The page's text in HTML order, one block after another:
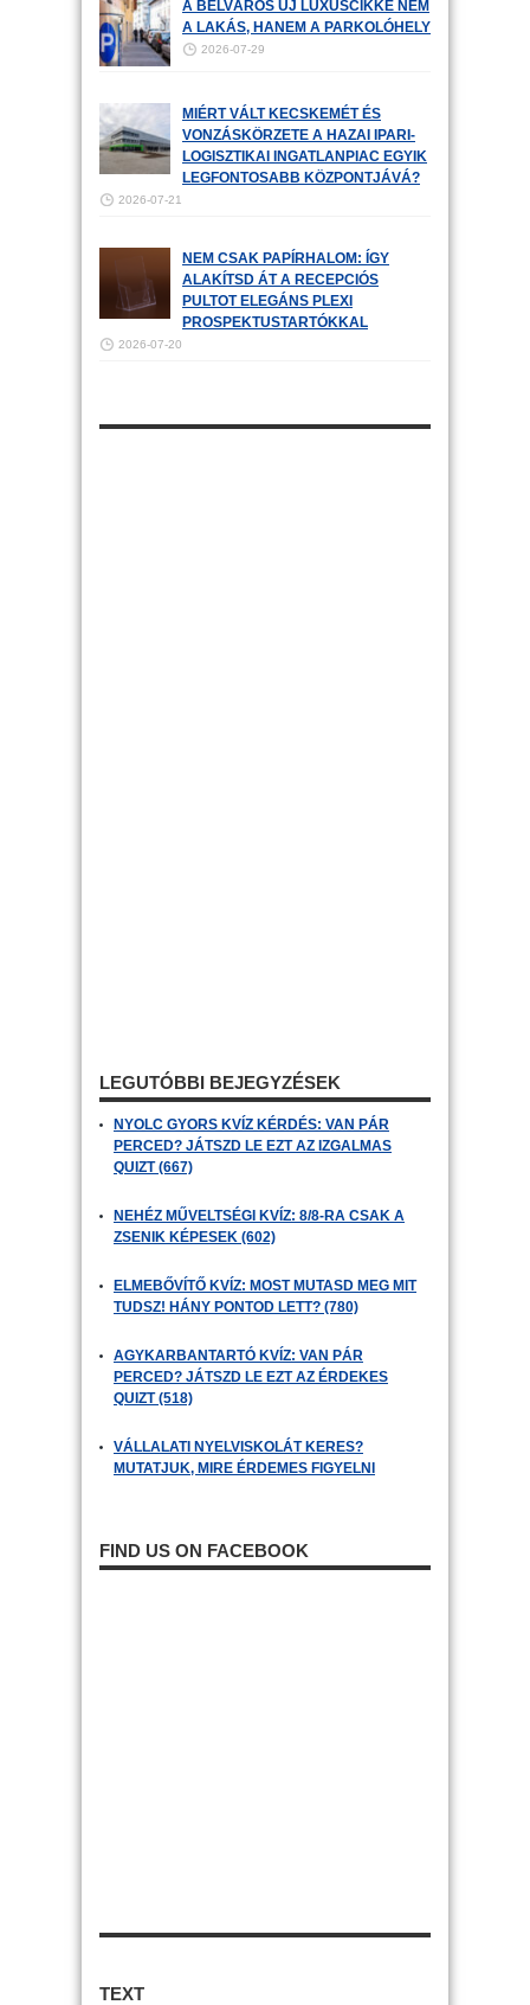
A BELVÁROS ÚJ LUXUSCIKKE NEM
A LAKÁS, HANEM A PARKOLÓHELY
2026-07-29
MIÉRT VÁLT KECSKEMÉT ÉS
VONZÁSKÖRZETE A HAZAI IPARI-
LOGISZTIKAI INGATLANPIAC EGYIK
LEGFONTOSABB KÖZPONTJÁVÁ?
2026-07-21
NEM CSAK PAPÍRHALOM: ÍGY
ALAKÍTSD ÁT A RECEPCIÓS
PULTOT ELEGÁNS PLEXI
PROSPEKTUSTARTÓKKAL
2026-07-20
LEGUTÓBBI BEJEGYZÉSEK
NYOLC GYORS KVÍZ KÉRDÉS: VAN PÁR
PERCED? JÁTSZD LE EZT AZ IZGALMAS
QUIZT (667)
NEHÉZ MŰVELTSÉGI KVÍZ: 8/8-RA CSAK A
ZSENIK KÉPESEK (602)
ELMEBŐVÍTŐ KVÍZ: MOST MUTASD MEG MIT
TUDSZ! HÁNY PONTOD LETT? (780)
AGYKARBANTARTÓ KVÍZ: VAN PÁR
PERCED? JÁTSZD LE EZT AZ ÉRDEKES
QUIZT (518)
VÁLLALATI NYELVISKOLÁT KERES?
MUTATJUK, MIRE ÉRDEMES FIGYELNI
FIND US ON FACEBOOK
TEXT